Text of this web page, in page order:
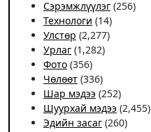
Сэрэмжлүүлэг (256)
Технологи (14)
Улстөр (2,277)
Урлаг (1,282)
Фото (356)
Чѳлѳѳт (336)
Шар мэдээ (252)
Шуурхай мэдээ (2,455)
Эдийн засаг (260)